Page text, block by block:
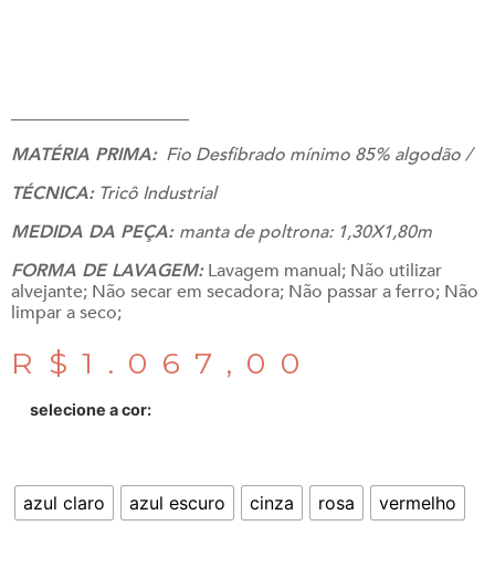
MATÉRIA PRIMA:Fio Desfibrado mínimo 85% algodão /
TÉCNICA:Tricô Industrial
MEDIDA DA PEÇA: manta de poltrona: 1,30X1,80m
FORMA DE LAVAGEM: Lavagem manual; Não utilizar
alvejante; Não secar em secadora; Não passar a ferro; Não
limpar a seco;
R$ 1.067,00
selecione a cor:
azul claro azul escuro cinza rosa vermelho